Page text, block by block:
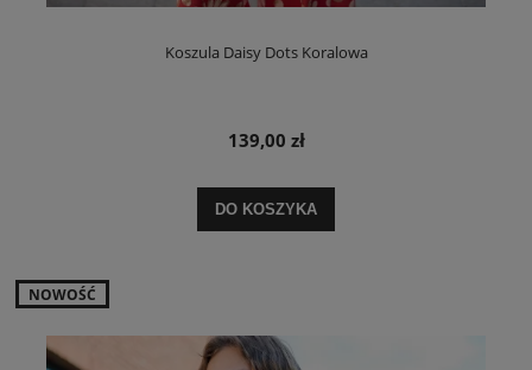
Koszula Daisy Dots Koralowa
139,00 zł
DO KOSZYKA
NOWOŚĆ